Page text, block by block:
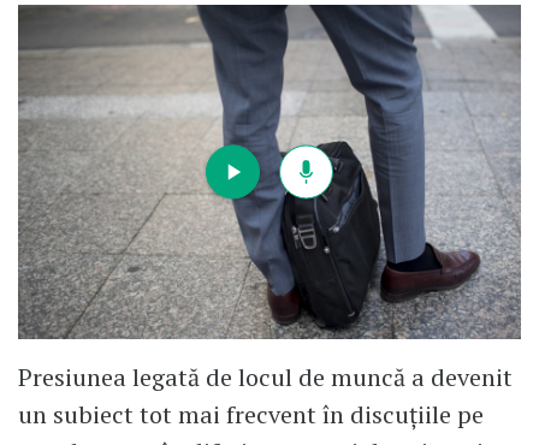
Presiunea legată de locul de muncă a devenit
un subiect tot mai frecvent în discuțiile pe